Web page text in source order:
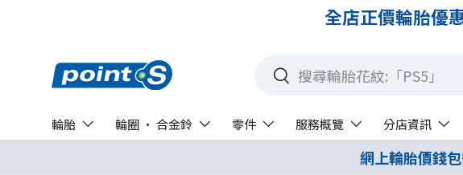
全店正價輪胎優
搜尋
搜尋
輪胎 輪圈 · 合金鈴 零件 服務概覽 分店資訊
網上輪胎價錢